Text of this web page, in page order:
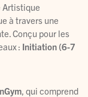
Artistique
à travers une
Conçu pour les
: Initiation (6-7
, qui comprend